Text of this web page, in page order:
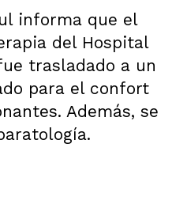
informa que el
del Hospital
trasladado a un
para el confort
Además, se